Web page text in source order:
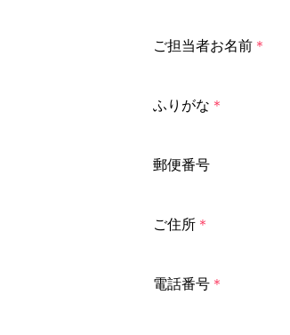
ご担当者お名前 ＊
ふりがな ＊
郵便番号
ご住所 ＊
電話番号 ＊